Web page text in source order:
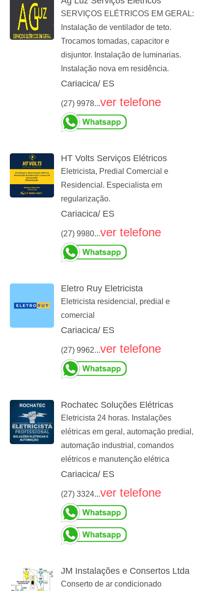
SERVIÇOS ELÉTRICOS EM GERAL:
Instalação de ventilador de teto.
Trocamos tomadas, capacitor e
disjuntor. Instalação de luminarias.
Instalação nova em residência.
Cariacica/ ES
(27) 9978...ver telefone
HT Volts Serviços Elétricos
Eletricista, Predial Comercial e
Residencial. Especialista em
regularização.
Cariacica/ ES
(27) 9980...ver telefone
Eletro Ruy Eletricista
Eletricista residencial, predial e
comercial
Cariacica/ ES
(27) 9962...ver telefone
Rochatec Soluções Elétricas
Eletricista 24 horas. Instalações
elétricas em geral, automação predial,
automação industrial, comandos
elétricos e manutenção elétrica
Cariacica/ ES
(27) 3324...ver telefone
JM Instalações e Consertos Ltda
Conserto de ar condicionado